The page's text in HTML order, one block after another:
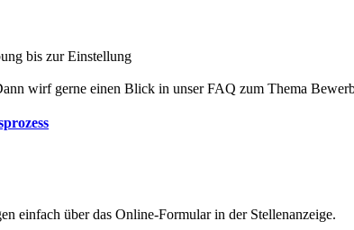
bis zur Einstellung
wirf gerne einen Blick in unser FAQ zum Thema
einfach über das Online-Formular in der Stellenanzeige.